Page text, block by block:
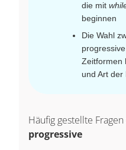
die mit
beginnen
Die Wahl
Zeitformen
und Art der
Häufig gestellte
progressive